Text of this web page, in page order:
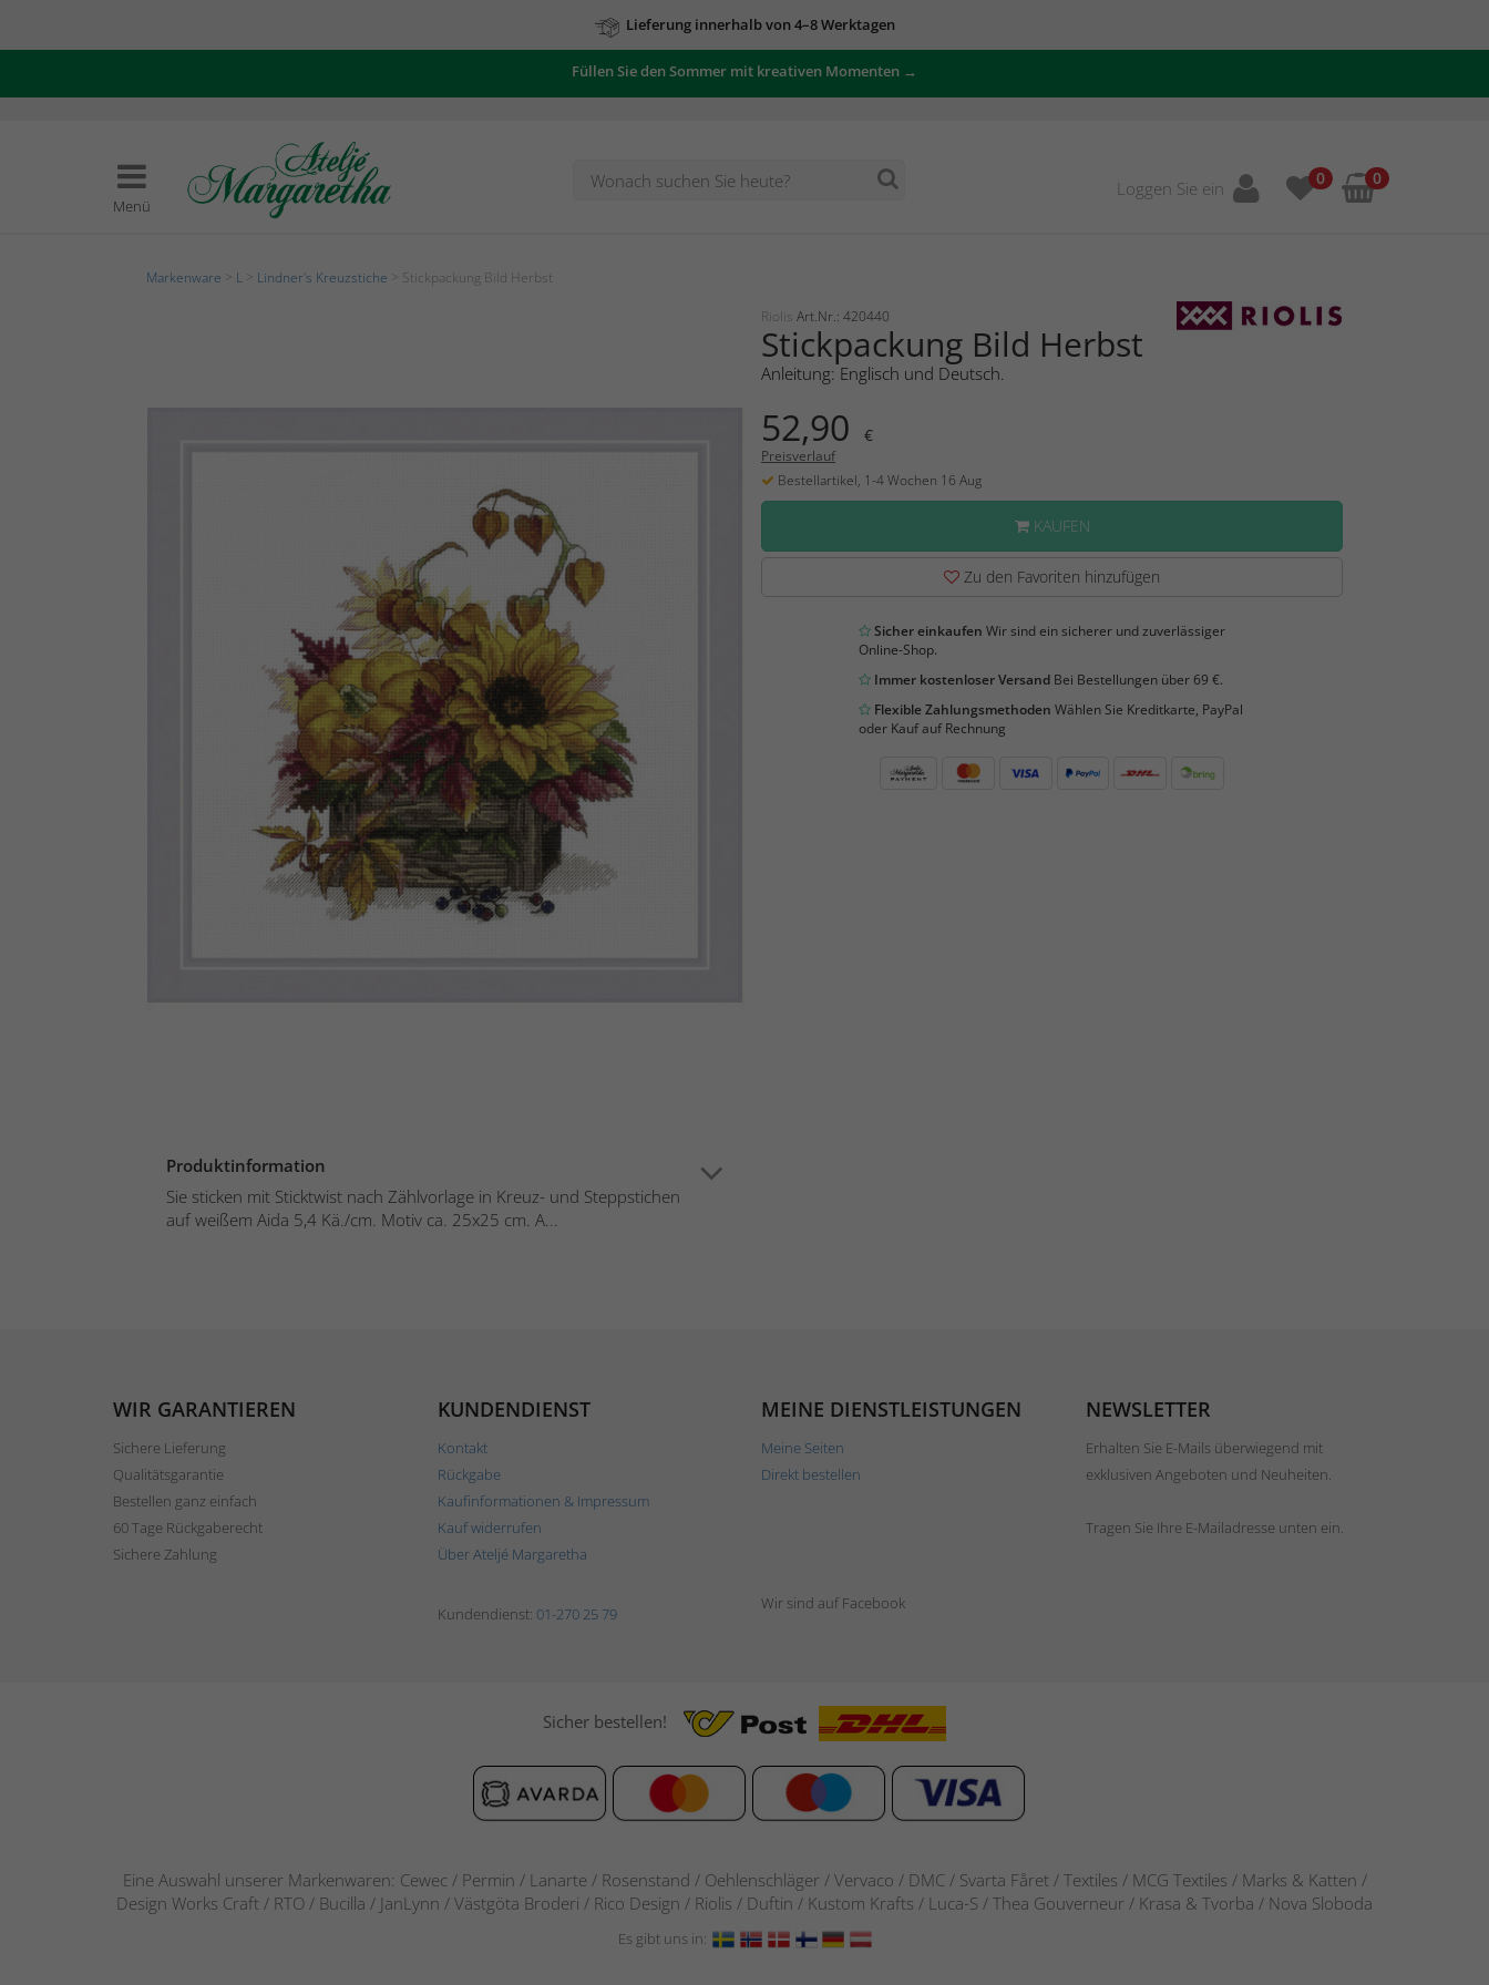
Lieferung innerhalb von 4–8 Werktagen
Füllen Sie den Sommer mit kreativen Momenten →
Menü
Loggen Sie ein 0 0
Markenware L Lindner's Kreuzstiche > Stickpackung Bild Herbst
Produktinformation
Sie sticken mit Sticktwist nach Zählvorlage in Kreuz- und Steppstichen
auf weißem Aida 5,4 Kä./cm. Motiv ca. 25x25 cm. A...
Riolis Art.Nr.: 420440
Stickpackung Bild Herbst
Anleitung: Englisch und Deutsch.
52,90 €
Preisverlauf
Bestellartikel, 1-4 Wochen 16 Aug
KAUFEN
Zu den Favoriten hinzufügen
Sicher einkaufen Wir sind ein sicherer und zuverlässiger
Online-Shop.
Immer kostenloser VersandBei Bestellungen über 69 €.
Flexible Zahlungsmethoden Wählen Sie Kreditkarte, PayPal
oder Kauf auf Rechnung
WIR GARANTIEREN
Sichere Lieferung
Qualitätsgarantie
Bestellen ganz einfach
60 Tage Rückgaberecht
Sichere Zahlung
KUNDENDIENST
Kontakt
Rückgabe
Kaufinformationen & Impressum
Kauf widerrufen
Über Ateljé Margaretha
MEINE DIENSTLEISTUNGEN
Meine Seiten
Direkt bestellen
NEWSLETTER
Erhalten Sie E-Mails überwiegend mit
exklusiven Angeboten und Neuheiten.
Tragen Sie Ihre E-Mailadresse unten ein.
Kundendienst: 01-270 25 79
Wir sind auf Facebook
Sicher bestellen!
Eine Auswahl unserer Markenwaren: Cewec / Permin / Lanarte / Rosenstand / Oehlenschläger / Vervaco / DMC / Svarta Fåret / Textiles / MCG Textiles / Marks & Katten /
Design Works Craft / RTO / Bucilla / JanLynn / Västgöta Broderi / Rico Design / Riolis / Duftin / Kustom Krafts / Luca-S / Thea Gouverneur / Krasa & Tvorba / Nova Sloboda
Es gibt uns in: